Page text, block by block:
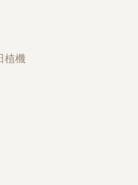
植機